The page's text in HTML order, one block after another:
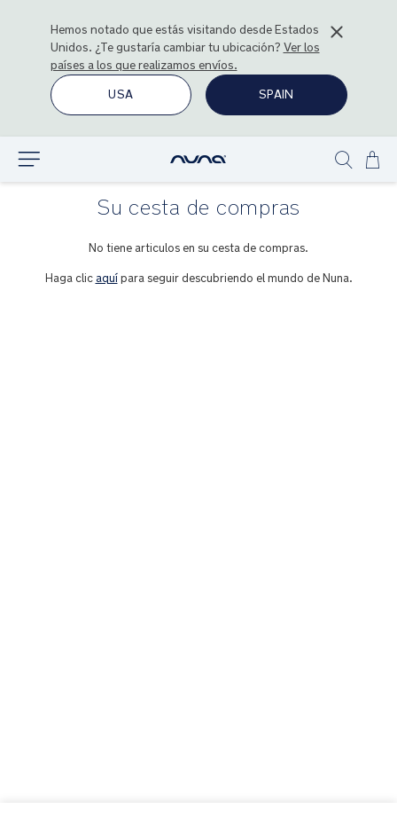
Hemos notado que estás visitando desdeEstados
Unidos. ¿Te gustaría cambiar tu ubicación? Ver los
países a los que realizamos envíos.
USA
SPAIN
Ir
Su cesta de compras
No tiene articulos en su cesta de compras.
Haga clic aquípara seguir descubriendo el mundo de Nuna.